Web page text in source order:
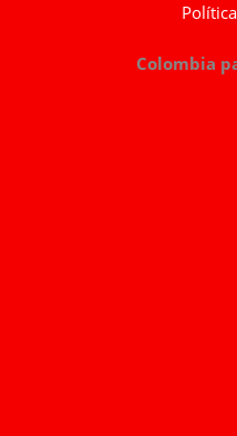
Colombia